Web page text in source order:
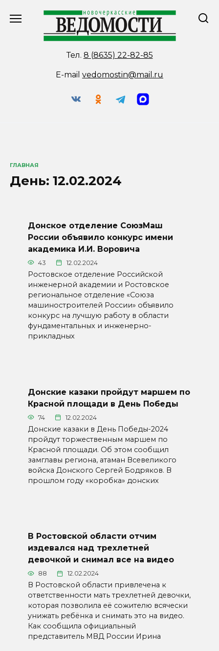
Тел. 8 (8635) 22-82-85
E-mail vedomostin@mail.ru
ГЛАВНАЯ
День: 12.02.2024
Донское отделение СоюзМаш
России объявило конкурс имени
академика И.И. Воровича
43 12.02.2024
Ростовское отделение Российской
инженерной академии и Ростовское
региональное отделение «Союза
машиностроителей России» объявило
конкурс на лучшую работу в области
фундаментальных и инженерно-
прикладных
Донские казаки пройдут маршем по
Красной площади в День Победы
74 12.02.2024
Донские казаки в День Победы-2024
пройдут торжественным маршем по
Красной площади. Об этом сообщил
замглавы региона, атаман Всевеликого
войска Донского Сергей Бодряков. В
прошлом году «коробка» донских
В Ростовской области отчим
издевался над трехлетней
девочкой и снимал все на видео
88 12.02.2024
В Ростовской области привлечена к
ответственности мать трехлетней девочки,
которая позволила её сожителю всячески
унижать ребёнка и снимать это на видео.
Как сообщила официальный
представитель МВД России Ирина